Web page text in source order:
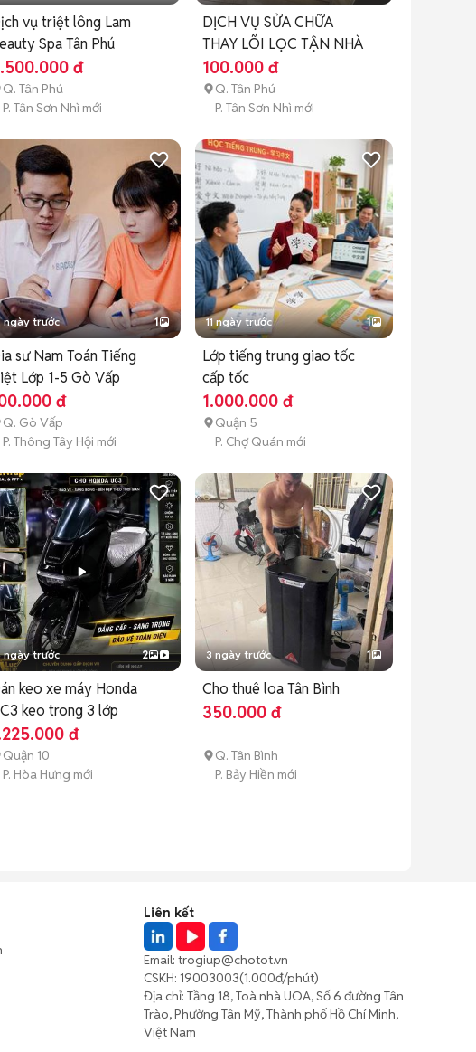
vụ triệt lông Lam
Spa Tân Phú
đ
Q. Tân Phú
P. Tân Sơn Nhì mới
DỊCH VỤ SỬA CHỮA
THAY LÕI LỌC TẬN NHÀ
100.000 đ
Q. Tân Phú
P. Tân Sơn Nhì mới
ngày trước 1
sư Nam Toán Tiếng
Lớp 1-5 Gò Vấp
đ
Q. Gò Vấp
P. Thông Tây Hội mới
11 ngày trước 1
Lớp tiếng trung giao tốc
cấp tốc
1.000.000 đ
Quận 5
P. Chợ Quán mới
ngày trước 2
keo xe máy Honda
keo trong 3 lớp
đ
Quận 10
P. Hòa Hưng mới
3 ngày trước 1
Cho thuê loa Tân Bình
350.000 đ
Q. Tân Bình
P. Bảy Hiền mới
Liên kết
Email: trogiup@chotot.vn
CSKH: 19003003(1.000đ/phút)
Địa chỉ: Tầng 18, Toà nhà UOA, Số 6 đường Tân
Trào, Phường Tân Mỹ, Thành phố Hồ Chí Minh,
Việt Nam